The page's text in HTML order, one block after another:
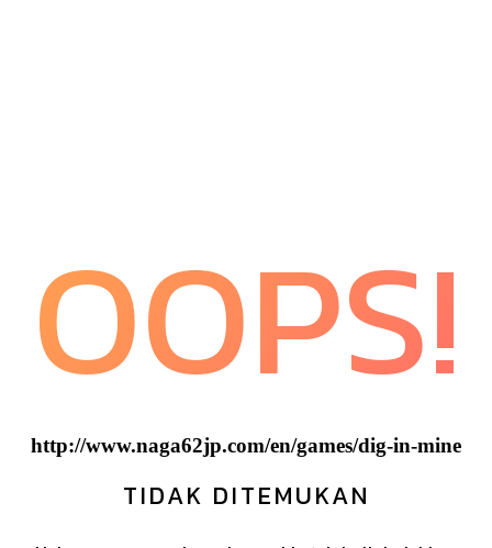
OOPS!
http://www.naga62jp.com/en/games/dig-in-mine
TIDAK DITEMUKAN